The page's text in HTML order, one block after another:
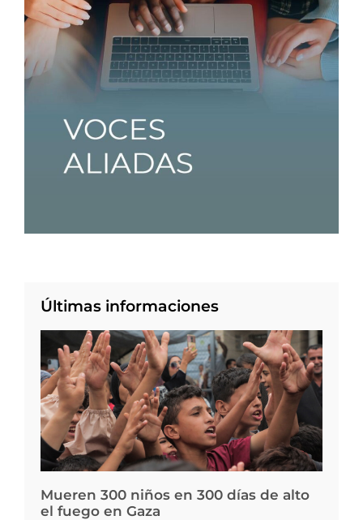
Últimas informaciones
Mueren 300 niños en 300 días de alto
el fuego en Gaza